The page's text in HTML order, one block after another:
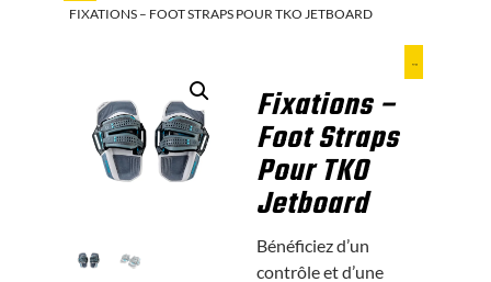
FIXATIONS – FOOT STRAPS POUR TKO JETBOARD
Fixations –
Foot Straps
Pour TKO
Jetboard
Bénéficiez d’un
contrôle et d’une